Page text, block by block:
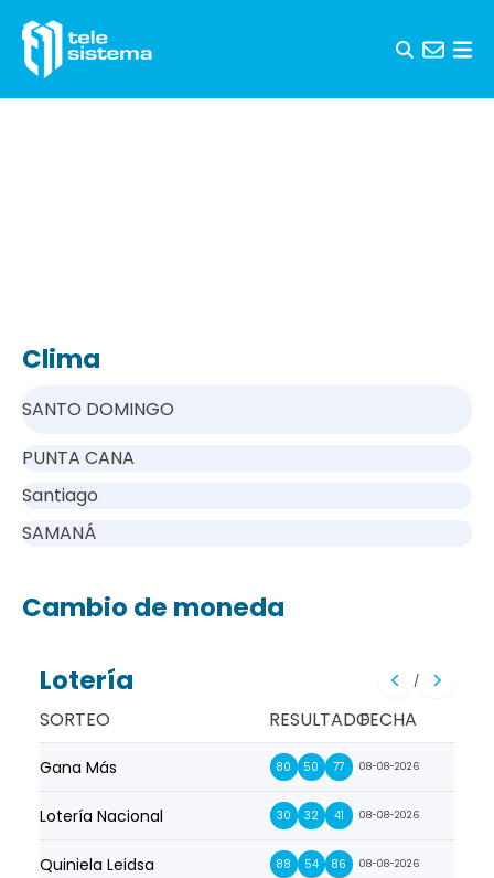
Clima
SANTO DOMINGO
PUNTA CANA
Santiago
SAMANÁ
Cambio de moneda
Lotería /
SORTEO RESULTADOFECHA
Gana Más 80 50 77 08-08-2026
Lotería Nacional 30 32 41 08-08-2026
Quiniela Leidsa 88 54 86 08-08-2026